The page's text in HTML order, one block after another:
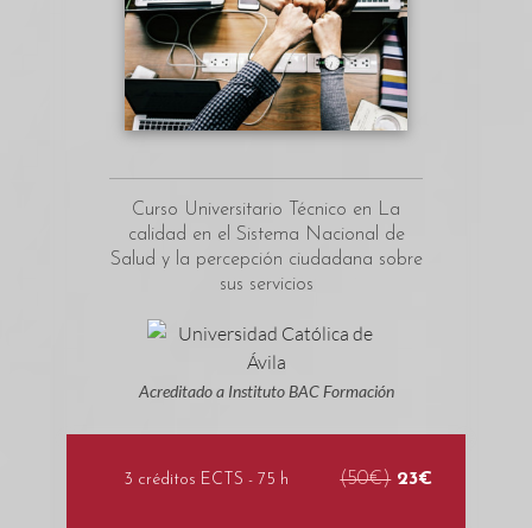
Curso Universitario Técnico en La
calidad en el Sistema Nacional de
Salud y la percepción ciudadana sobre
sus servicios
Acreditado a Instituto BAC Formación
3 créditos ECTS - 75 h (50€) 23€